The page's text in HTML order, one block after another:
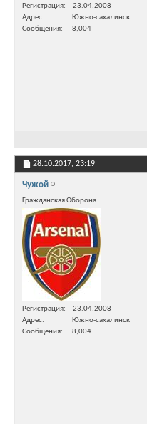
Регистрация
23.04.2008
Адрес
Южно-сахалинск
Сообщения
8,004
28.10.2017, 23:19
Чужой
Гражданская Оборона
Регистрация
23.04.2008
Адрес
Южно-сахалинск
Сообщения
8,004